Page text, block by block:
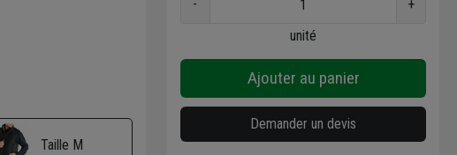
Taille M
-
+
unité
Ajouter au panier
Demander un devis